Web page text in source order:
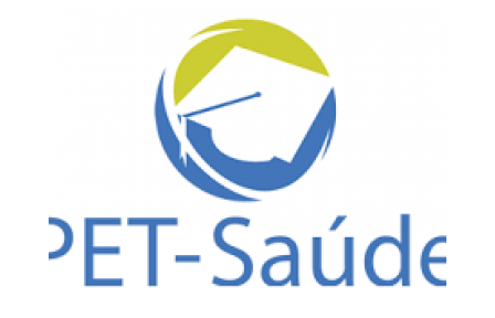
Especialização
Distância
em
Epidemiologia
em
Saúde
Trabalhador
lançado
em